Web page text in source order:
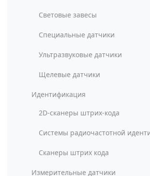
Световые завесы
Специальные датчики
Ультразвуковые датчики
Щелевые датчики
Идентификация
2D-сканеры штрих-кода
Системы радиочастотной
Сканеры штрих кода
Измерительные датчики